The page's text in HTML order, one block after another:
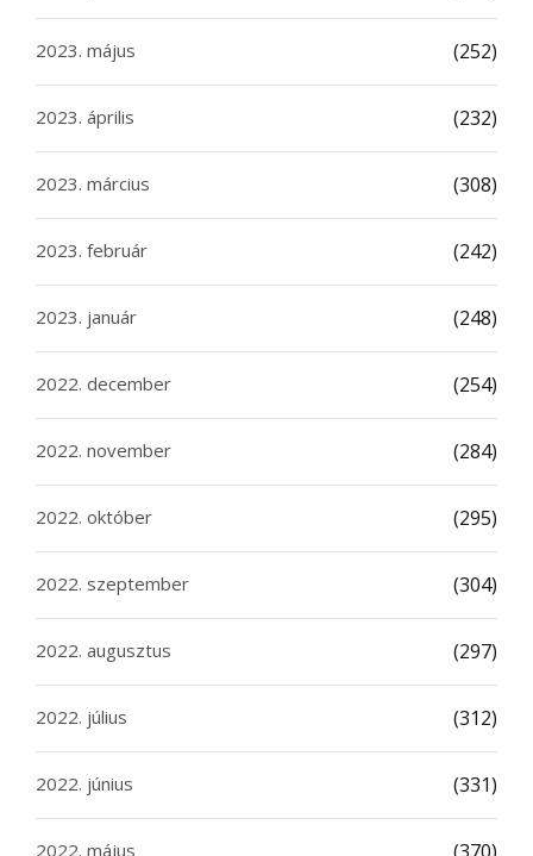
2023. május (252)
2023. április (232)
2023. március (308)
2023. február (242)
2023. január (248)
2022. december (254)
2022. november (284)
2022. október (295)
2022. szeptember (304)
2022. augusztus (297)
2022. július (312)
2022. június (331)
2022. május